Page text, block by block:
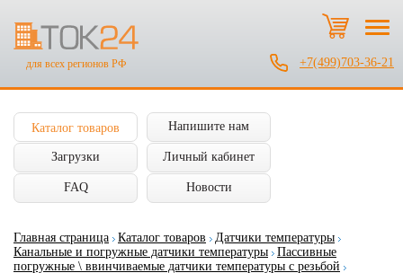
для всех регионов РФ +7(499)703-36-21
Каталог товаров Напишите нам
Загрузки Личный кабинет
FAQ Новости
Главная страница Каталог товаров
Датчики температуры
Канальные и погружные датчики температуры
Пассивные
погружные \ ввинчиваемые датчики температуры с резьбой